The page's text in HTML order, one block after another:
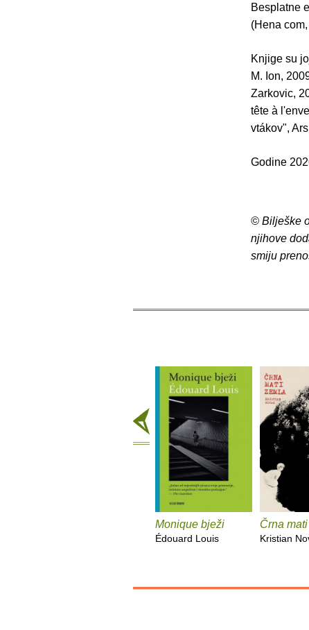
Besplatne
(Hena
Knjige su
M. Ion,
Zarkovic,
tête à
vtákov",
Godine
© Bilješke
njihove
smiju
Monique bježi
Édouard Louis
Črna
Kristian